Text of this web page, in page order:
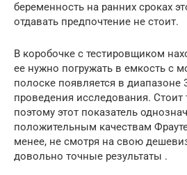
беременность на ранних сроках
отдавать предпочтение не стоит.
В коробочке с тестировщиком
ее нужно погружать в емкость с
полоске появляется в диапазоне
проведения исследования. Стоит
поэтому этот показатель
положительным качествам
менее, не смотря на свою
довольно точные результаты .